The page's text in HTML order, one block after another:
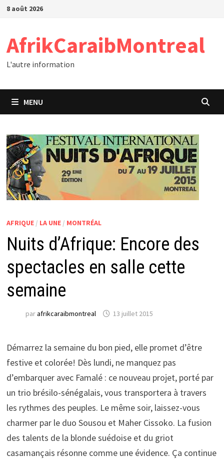
Passer
8 août 2026
AfrikCaraibMontreal
L'autre information
MENU
AFRIQUE/ LA UNE/ MONTRÉAL
Nuits d’Afrique: Encore des
spectacles en salle cette
semaine
parafrikcaraibmontreal 13 juillet 2015
Démarrez la semaine du bon pied, elle promet d’être
festive et colorée! Dès lundi, ne manquez pas
d’embarquer avec Famalé : ce nouveau projet, porté par
un trio brésilo-sénégalais, vous transportera à travers
les rythmes des peuples. Le même soir, laissez-vous
charmer par le duo Sousou et Maher Cissoko. La fusion
des talents de la blonde suédoise et du griot
casamançais résonne comme une évidence. Ça continue